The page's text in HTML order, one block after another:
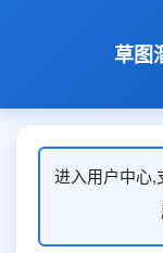
草图
进入用户中心,